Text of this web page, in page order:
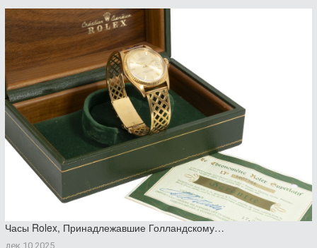
Часы Rolex, Принадлежавшие Голландскому…
дек 10 2025